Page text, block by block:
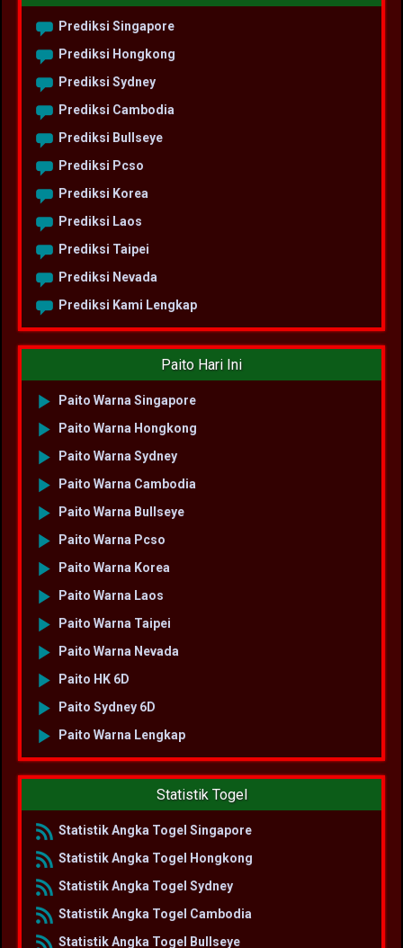
Prediksi Singapore
Prediksi Hongkong
Prediksi Sydney
Prediksi Cambodia
Prediksi Bullseye
Prediksi Pcso
Prediksi Korea
Prediksi Laos
Prediksi Taipei
Prediksi Nevada
Prediksi Kami Lengkap
Paito Hari Ini
Paito Warna Singapore
Paito Warna Hongkong
Paito Warna Sydney
Paito Warna Cambodia
Paito Warna Bullseye
Paito Warna Pcso
Paito Warna Korea
Paito Warna Laos
Paito Warna Taipei
Paito Warna Nevada
Paito HK 6D
Paito Sydney 6D
Paito Warna Lengkap
Statistik Togel
Statistik Angka Togel Singapore
Statistik Angka Togel Hongkong
Statistik Angka Togel Sydney
Statistik Angka Togel Cambodia
Statistik Angka Togel Bullseye